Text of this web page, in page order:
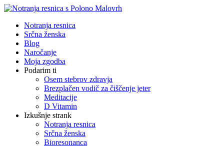
Notranja resnica
Srčna ženska
Blog
Naročanje
Moja zgodba
Podarim ti
Osem stebrov zdravja
Brezplačen vodič za čiščenje jeter
Meditacije
D Vitamin
Izkušnje strank
Notranja resnica
Srčna ženska
Bioresonanca